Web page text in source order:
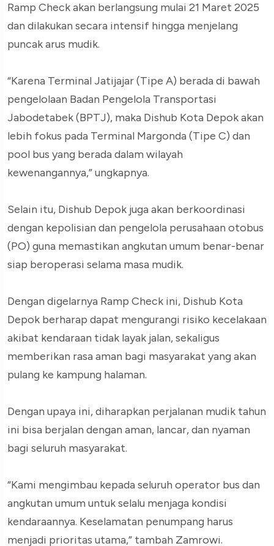
Ramp Check akan berlangsung mulai 21 Maret 2025
dan dilakukan secara intensif hingga menjelang
puncak arus mudik.
“Karena Terminal Jatijajar (Tipe A) berada di bawah
pengelolaan Badan Pengelola Transportasi
Jabodetabek (BPTJ), maka Dishub Kota Depok akan
lebih fokus pada Terminal Margonda (Tipe C) dan
pool bus yang berada dalam wilayah
kewenangannya,” ungkapnya.
Selain itu, Dishub Depok juga akan berkoordinasi
dengan kepolisian dan pengelola perusahaan otobus
(PO) guna memastikan angkutan umum benar-benar
siap beroperasi selama masa mudik.
Dengan digelarnya Ramp Check ini, Dishub Kota
Depok berharap dapat mengurangi risiko kecelakaan
akibat kendaraan tidak layak jalan, sekaligus
memberikan rasa aman bagi masyarakat yang akan
pulang ke kampung halaman.
Dengan upaya ini, diharapkan perjalanan mudik tahun
ini bisa berjalan dengan aman, lancar, dan nyaman
bagi seluruh masyarakat.
“Kami mengimbau kepada seluruh operator bus dan
angkutan umum untuk selalu menjaga kondisi
kendaraannya. Keselamatan penumpang harus
menjadi prioritas utama,” tambah Zamrowi.